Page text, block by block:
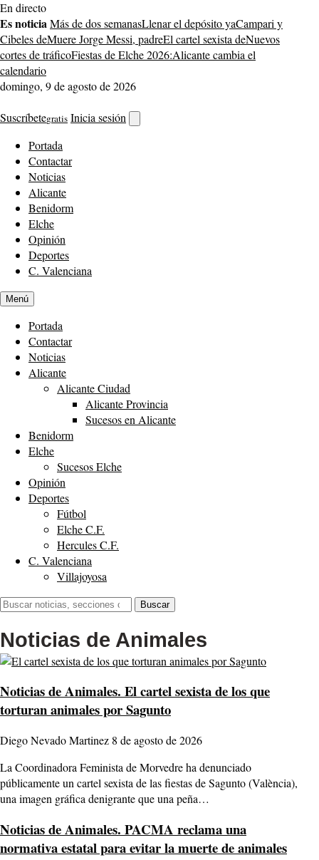
Saltar
al
contenido
En directo
Es noticiaMás de dos semanasLlenar el depósito yaCampari y
Cibeles deMuere Jorge Messi, padreEl cartel sexista deNuevos
cortes de tráficoFiestas de Elche 2026:Alicante cambia el
calendario
domingo, 9 de agosto de 2026
Suscríbetegratis Inicia sesión
buscador
Portada
Contactar
Noticias
Alicante
Benidorm
Elche
Opinión
Deportes
C. Valenciana
Menú
Portada
Contactar
Noticias
Alicante
Alicante Ciudad
Alicante Provincia
Sucesos en Alicante
Benidorm
Elche
Sucesos Elche
Opinión
Deportes
Fútbol
Elche C.F.
Hercules C.F.
C. Valenciana
Villajoyosa
Buscar:
Buscar
Noticias de Animales
Noticias de Animales. El cartel sexista de los que
torturan animales por Sagunto
Diego Nevado Martinez 8 de agosto de 2026
La Coordinadora Feminista de Morvedre ha denunciado
públicamente un cartel sexista de las fiestas de Sagunto (València),
una imagen gráfica denigrante que una peña…
Noticias de Animales. PACMA reclama una
normativa estatal para evitar la muerte de animales